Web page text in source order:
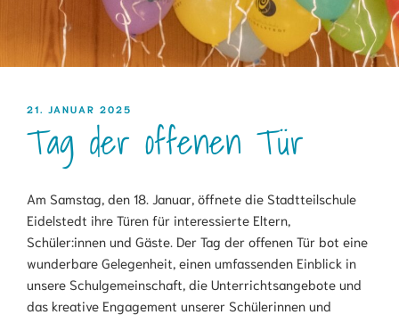
VERÖFFENTLICHT
21. JANUAR 2025
Tag der offenen Tür
Am Samstag, den 18. Januar, öffnete die Stadtteilschule
Eidelstedt ihre Türen für interessierte Eltern,
Schüler:innen und Gäste. Der Tag der offenen Tür bot eine
wunderbare Gelegenheit, einen umfassenden Einblick in
unsere Schulgemeinschaft, die Unterrichtsangebote und
das kreative Engagement unserer Schülerinnen und